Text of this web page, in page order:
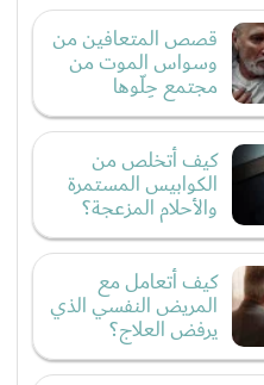
قصص المتعافين من
وسواس الموت من
مجتمع حِلّوها
كيف أتخلص من
الكوابيس المستمرة
والأحلام المزعجة؟
كيف أتعامل مع
المريض النفسي الذي
يرفض العلاج؟